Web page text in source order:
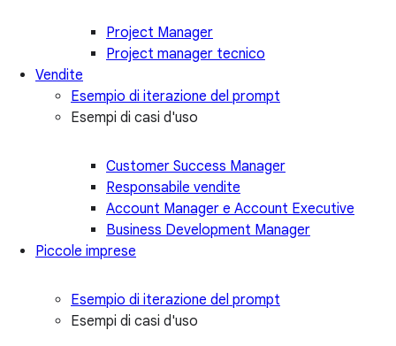
Project Manager
Project manager tecnico
Vendite
Esempio di iterazione del prompt
Esempi di casi d'uso
Customer Success Manager
Responsabile vendite
Account Manager e Account Executive
Business Development Manager
Piccole imprese
Esempio di iterazione del prompt
Esempi di casi d'uso